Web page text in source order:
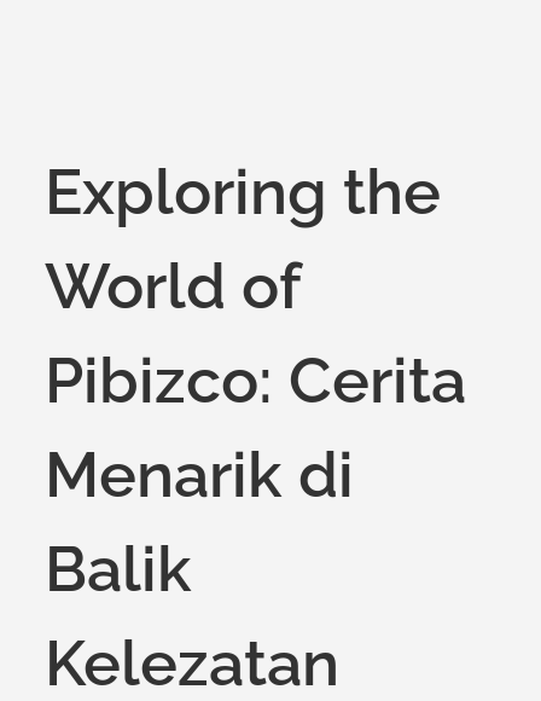
Exploring the
World of
Pibizco: Cerita
Menarik di
Balik
Kelezatan